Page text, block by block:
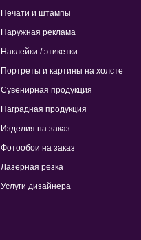
Печати и штампы
Наружная реклама
Наклейки / этикетки
Портреты и картины на холсте
Сувенирная продукция
Наградная продукция
Изделия на заказ
Фотообои на заказ
Лазерная резка
Услуги дизайнера